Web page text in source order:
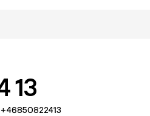
13
+46850822413